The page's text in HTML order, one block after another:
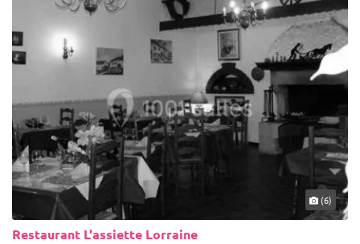
(6)
Restaurant L'assiette Lorraine